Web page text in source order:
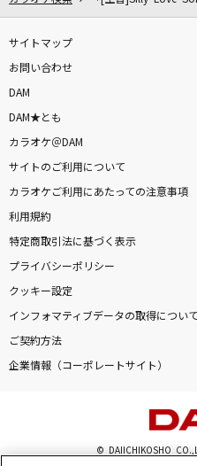
サイトマップ
お問い合わせ
DAM
DAM★とも
カラオケ＠DAM
サイトのご利用について
カラオケご利用にあたっての注意事項
利用規約
特定商取引法に基づく表示
プライバシーポリシー
クッキー設定
インフォマティブデータの取得について
ご契約方法
企業情報（コーポレートサイト）
© DAIICHIKOSHO